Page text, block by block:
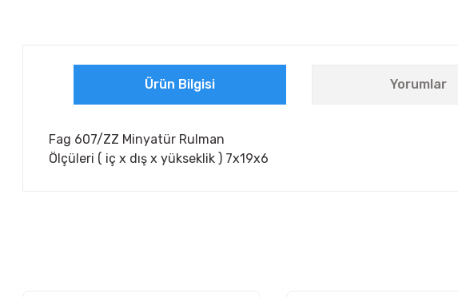
Ürün Bilgisi Yorumlar
Fag 607/ZZ Minyatür Rulman
Ölçüleri ( iç x dış x yükseklik ) 7x19x6